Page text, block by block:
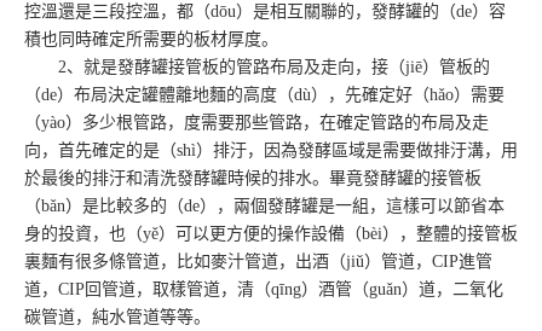
控溫還是三段控溫，都（dōu）是相互關聯的，發酵罐的（de）容
積也同時確定所需要的板材厚度。
2、就是發酵罐接管板的管路布局及走向，接（jiē）管板的
（de）布局決定罐體離地麵的高度（dù），先確定好（hǎo）需要
（yào）多少根管路，度需要那些管路，在確定管路的布局及走
向，首先確定的是（shì）排汙，因為發酵區域是需要做排汙溝，用
於最後的排汙和清洗發酵罐時候的排水。畢竟發酵罐的接管板
（bǎn）是比較多的（de），兩個發酵罐是一組，這樣可以節省本
身的投資，也（yě）可以更方便的操作設備（bèi），整體的接管板
裏麵有很多條管道，比如麥汁管道，出酒（jiǔ）管道，CIP進管
道，CIP回管道，取樣管道，清（qīng）酒管（guǎn）道，二氧化
碳管道，純水管道等等。